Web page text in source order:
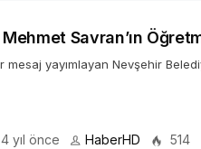
Savran’ın
yayımlayan Nevşehir
4 yıl önce HaberHD 514